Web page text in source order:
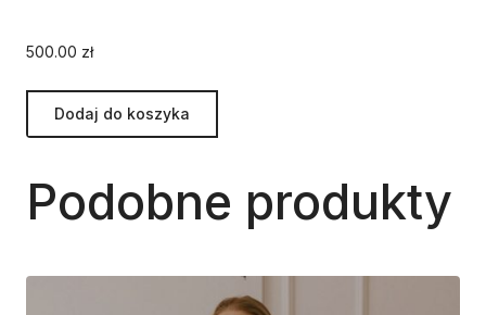
500.00 zł
Dodaj do koszyka
Podobne produkty